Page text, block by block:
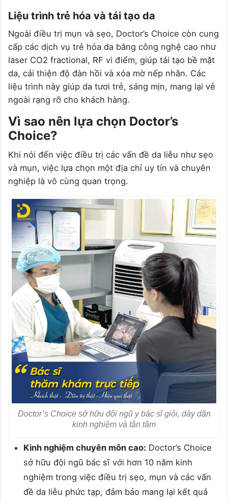
Liệu trình trẻ hóa và tái tạo da
Ngoài điều trị mụn và sẹo, Doctor’s Choice còn cung
cấp các dịch vụ trẻ hóa da bằng công nghệ cao như
laser CO2 fractional, RF vi điểm, giúp tái tạo bề mặt
da, cải thiện độ đàn hồi và xóa mờ nếp nhăn. Các
liệu trình này giúp da tươi trẻ, sáng mịn, mang lại vẻ
ngoài rạng rỡ cho khách hàng.
Vì sao nên lựa chọn Doctor’s
Choice?
Khi nói đến việc điều trị các vấn đề da liễu như sẹo
và mụn, việc lựa chọn một địa chỉ uy tín và chuyên
nghiệp là vô cùng quan trọng.
Doctor’s Choice sở hữu đội ngũ y bác sĩ giỏi, dày dặn
kinh nghiệm và tận tâm
Kinh nghiệm chuyên môn cao: Doctor’s Choice
sở hữu đội ngũ bác sĩ với hơn 10 năm kinh
nghiệm trong việc điều trị sẹo, mụn và các vấn
đề da liễu phức tạp, đảm bảo mang lại kết quả